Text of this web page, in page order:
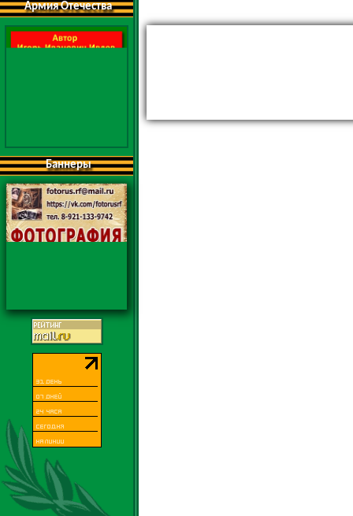
Армия Отечества
Баннеры